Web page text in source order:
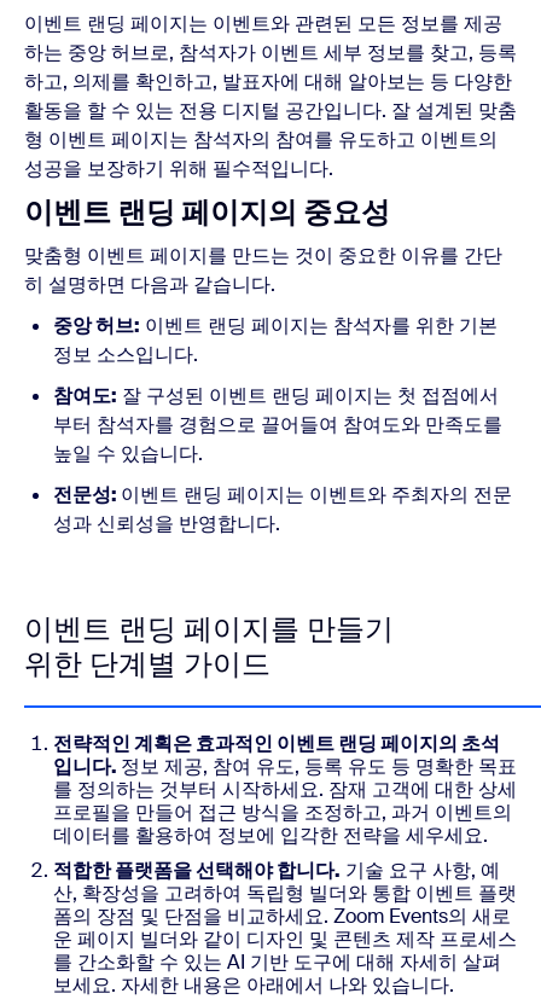
이벤트 랜딩 페이지는 이벤트와 관련된 모든 정보를 제공
하는 중앙 허브로, 참석자가 이벤트 세부 정보를 찾고, 등록
하고, 의제를 확인하고, 발표자에 대해 알아보는 등 다양한
활동을 할 수 있는 전용 디지털 공간입니다. 잘 설계된 맞춤
형 이벤트 페이지는 참석자의 참여를 유도하고 이벤트의
성공을 보장하기 위해 필수적입니다.
이벤트 랜딩 페이지의 중요성
맞춤형 이벤트 페이지를 만드는 것이 중요한 이유를 간단
히 설명하면 다음과 같습니다.
중앙 허브: 이벤트 랜딩 페이지는 참석자를 위한 기본
정보 소스입니다.
참여도: 잘 구성된 이벤트 랜딩 페이지는 첫 접점에서
부터 참석자를 경험으로 끌어들여 참여도와 만족도를
높일 수 있습니다.
전문성: 이벤트 랜딩 페이지는 이벤트와 주최자의 전문
성과 신뢰성을 반영합니다.
이벤트 랜딩 페이지를 만들기
위한 단계별 가이드
전략적인 계획은 효과적인 이벤트 랜딩 페이지의 초석
입니다. 정보 제공, 참여 유도, 등록 유도 등 명확한 목표
를 정의하는 것부터 시작하세요. 잠재 고객에 대한 상세
프로필을 만들어 접근 방식을 조정하고, 과거 이벤트의
데이터를 활용하여 정보에 입각한 전략을 세우세요.
적합한 플랫폼을 선택해야 합니다. 기술 요구 사항, 예
산, 확장성을 고려하여 독립형 빌더와 통합 이벤트 플랫
폼의 장점 및 단점을 비교하세요. Zoom Events의 새로
운 페이지 빌더와 같이 디자인 및 콘텐츠 제작 프로세스
를 간소화할 수 있는 AI 기반 도구에 대해 자세히 살펴
보세요. 자세한 내용은 아래에서 나와 있습니다.